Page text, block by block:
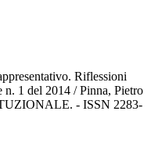
Riflessioni
n. 1 del 2014 / Pinna, Pietro
- ISSN 2283-